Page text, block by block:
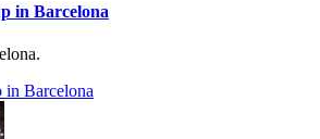
in Barcelona
in Barcelona